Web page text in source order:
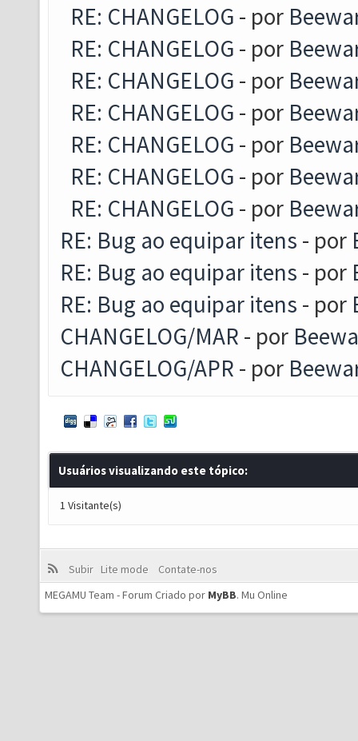
RE: CHANGELOG - por
RE: CHANGELOG - por
RE: CHANGELOG - por
RE: CHANGELOG - por
RE: CHANGELOG - por
RE: CHANGELOG - por
RE: CHANGELOG - por
RE: Bug ao equipar itens - por
RE: Bug ao equipar itens - por
RE: Bug ao equipar itens - por
CHANGELOG/MAR - por
CHANGELOG/APR - por
Usuários visualizando este tópico:
1 Visitante(s)
Subir Lite mode
Contate-nos
MEGAMU Team - Forum Criado por MyBB. Mu Online